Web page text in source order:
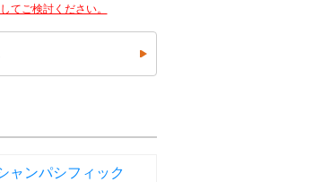
てご検討ください。
ャンパシフィック